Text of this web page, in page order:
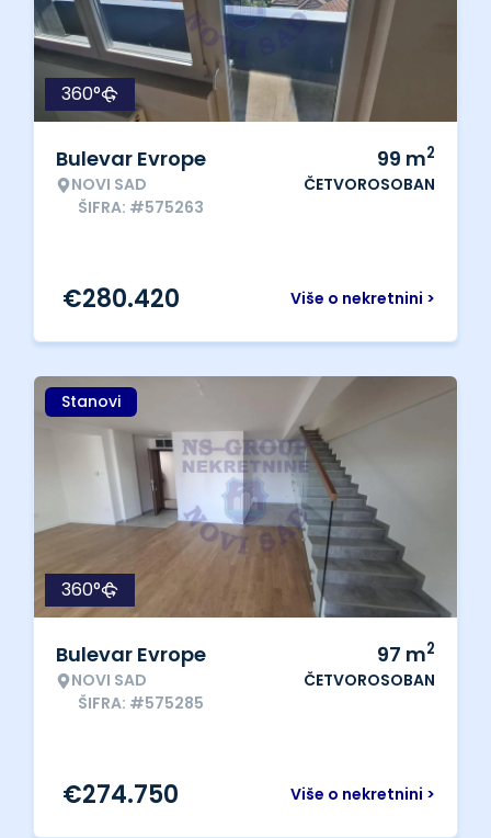
360°
Bulevar Evrope
NOVI SAD
ŠIFRA: #575263
99 m2
ČETVOROSOBAN
Više o nekretnini >
€280.420
Stanovi
360°
Bulevar Evrope
NOVI SAD
ŠIFRA: #575285
97 m2
ČETVOROSOBAN
Više o nekretnini >
€274.750